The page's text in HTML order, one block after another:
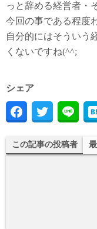
っと辞める経営者・
今回の事である程度
自分的にはそういう
くないですね(^^;
シェア
この記事の投稿者